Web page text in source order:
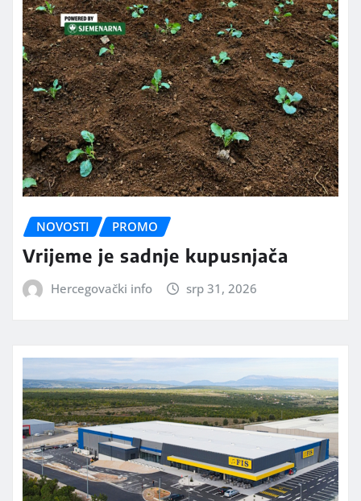
NOVOSTI PROMO
Vrijeme je sadnje kupusnjača
Hercegovački info srp 31, 2026